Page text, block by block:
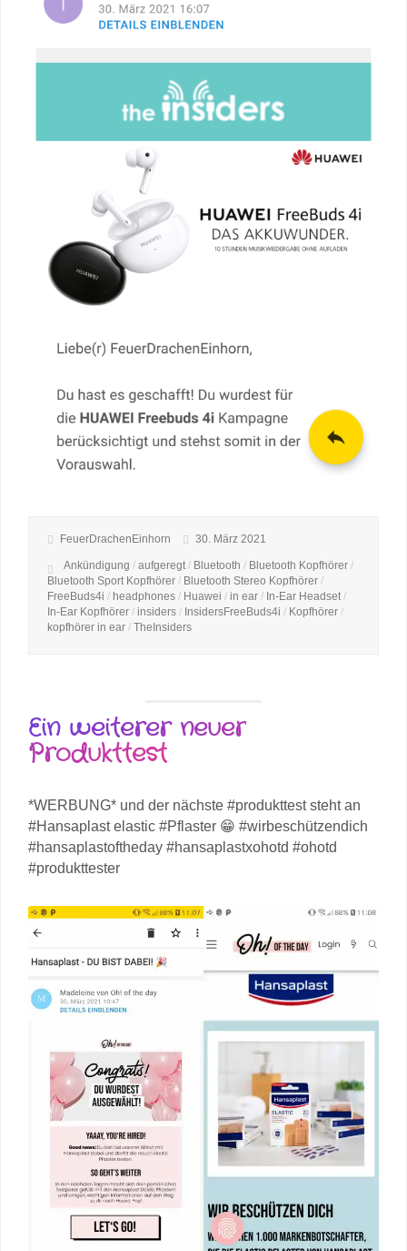
FeuerDrachenEinhorn 30. März 2021
Ankündigung / aufgeregt / Bluetooth / Bluetooth Kopfhörer /
Bluetooth Sport Kopfhörer / Bluetooth Stereo Kopfhörer /
FreeBuds4i / headphones / Huawei / in ear / In-Ear Headset /
In-Ear Kopfhörer / insiders / InsidersFreeBuds4i / Kopfhörer /
kopfhörer in ear / TheInsiders
Ein weiterer neuer
Produkttest
*WERBUNG* und der nächste #produkttest steht an
#Hansaplast elastic #Pflaster 😁 #wirbeschützendich
#hansaplastoftheday #hansaplastxohotd #ohotd
#produkttester